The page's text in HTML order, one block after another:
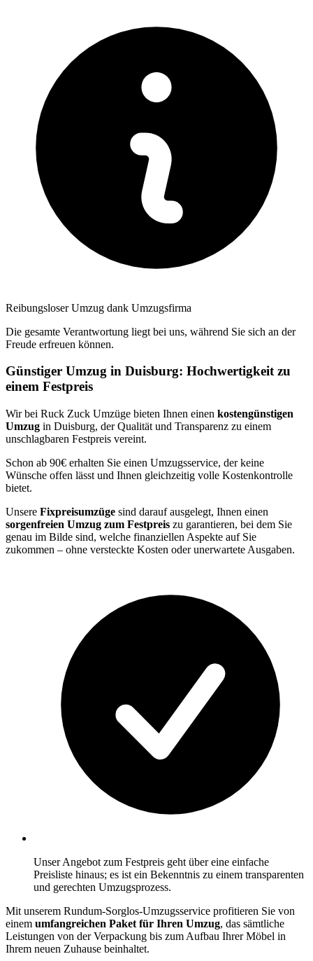
Reibungsloser Umzug dank Umzugsfirma
Die gesamte Verantwortung liegt bei uns, während Sie sich an der
Freude erfreuen können.
Günstiger Umzug in Duisburg: Hochwertigkeit zu
einem Festpreis
Wir bei Ruck Zuck Umzüge bieten Ihnen einen kostengünstigen
Umzug in Duisburg, der Qualität und Transparenz zu einem
unschlagbaren Festpreis vereint.
Schon ab 90€ erhalten Sie einen Umzugsservice, der keine
Wünsche offen lässt und Ihnen gleichzeitig volle Kostenkontrolle
bietet.
Unsere Fixpreisumzüge sind darauf ausgelegt, Ihnen einen
sorgenfreien Umzug zum Festpreis zu garantieren, bei dem Sie
genau im Bilde sind, welche finanziellen Aspekte auf Sie
zukommen – ohne versteckte Kosten oder unerwartete Ausgaben.
Unser Angebot zum Festpreis geht über eine einfache
Preisliste hinaus; es ist ein Bekenntnis zu einem transparenten
und gerechten Umzugsprozess.
Mit unserem Rundum-Sorglos-Umzugsservice profitieren Sie von
einem umfangreichen Paket für Ihren Umzug, das sämtliche
Leistungen von der Verpackung bis zum Aufbau Ihrer Möbel in
Ihrem neuen Zuhause beinhaltet.